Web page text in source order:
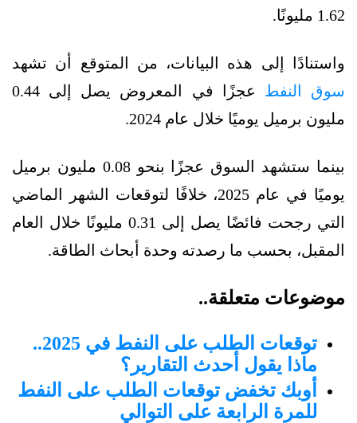
1.62 مليونًا.
واستنادًا إلى هذه البيانات، من المتوقع أن تشهد
سوق النفط
عجزًا في المعروض يصل إلى 0.44
مليون برميل يوميًا خلال عام 2024.
بينما ستشهد السوق عجزًا بنحو 0.08 مليون برميل
يوميًا في عام 2025، خلافًا لتوقعات الشهر الماضي
التي رجحت فائضًا يصل إلى 0.31 مليونًا خلال العام
المقبل، بحسب ما رصدته وحدة أبحاث الطاقة.
موضوعات متعلقة..
توقعات الطلب على النفط في 2025..
ماذا يقول أحدث التقارير؟
أوبك تخفض توقعات الطلب على النفط
للمرة الرابعة على التوالي